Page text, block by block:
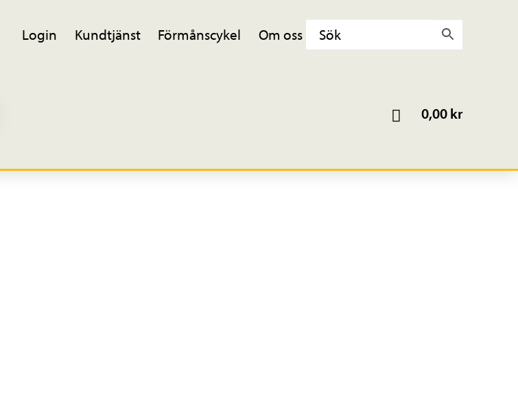
Login Kundtjänst Förmånscykel Om oss
0,00kr